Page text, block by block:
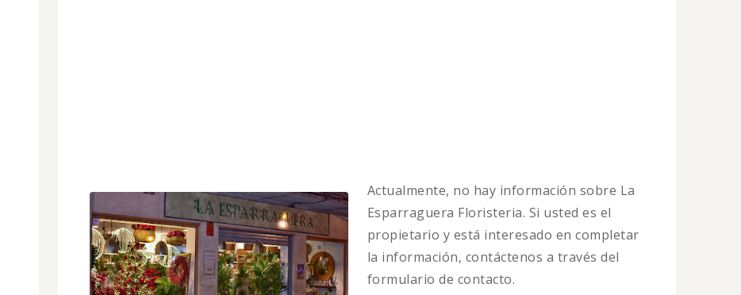
Actualmente, no hay información sobre La
Esparraguera Floristeria. Si usted es el
propietario y está interesado en completar
la información, contáctenos a través del
formulario de contacto.